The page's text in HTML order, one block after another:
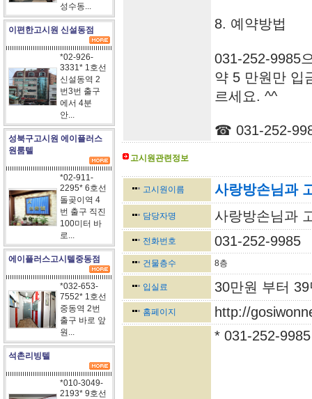
성수동...
이편한고시원 신설동점
*02-926-
3331* 1호선
신설동역 2
번3번 출구
에서 4분
안...
성북구고시원 에이플러스
원룸텔
*02-911-
2295* 6호선
돌곶이역 4
번 출구 직진
100미터 바
로...
에이플러스고시텔중동점
*032-653-
7552* 1호선
중동역 2번
출구 바로 앞
원...
석촌리빙텔
*010-3049-
2193* 9호선
8. 예약방법
031-252-9985
약 5 만원만 입
르세요. ^^
☎ 031-252-
고시원관련정보
고시원이름
사랑방손님과
담당자명 사랑방손님과
전화번호 031-252-9985
건물층수 8층
입실료 30만원 부터
홈페이지
http://
* 031-252-